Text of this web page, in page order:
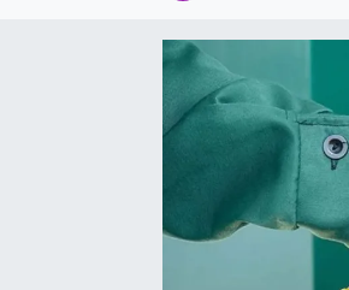
KÜLTÜR-SANAT